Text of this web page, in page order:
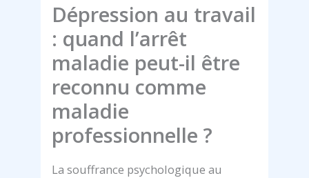
Dépression au travail
: quand l’arrêt
maladie peut-il être
reconnu comme
maladie
professionnelle ?
La souffrance psychologique au